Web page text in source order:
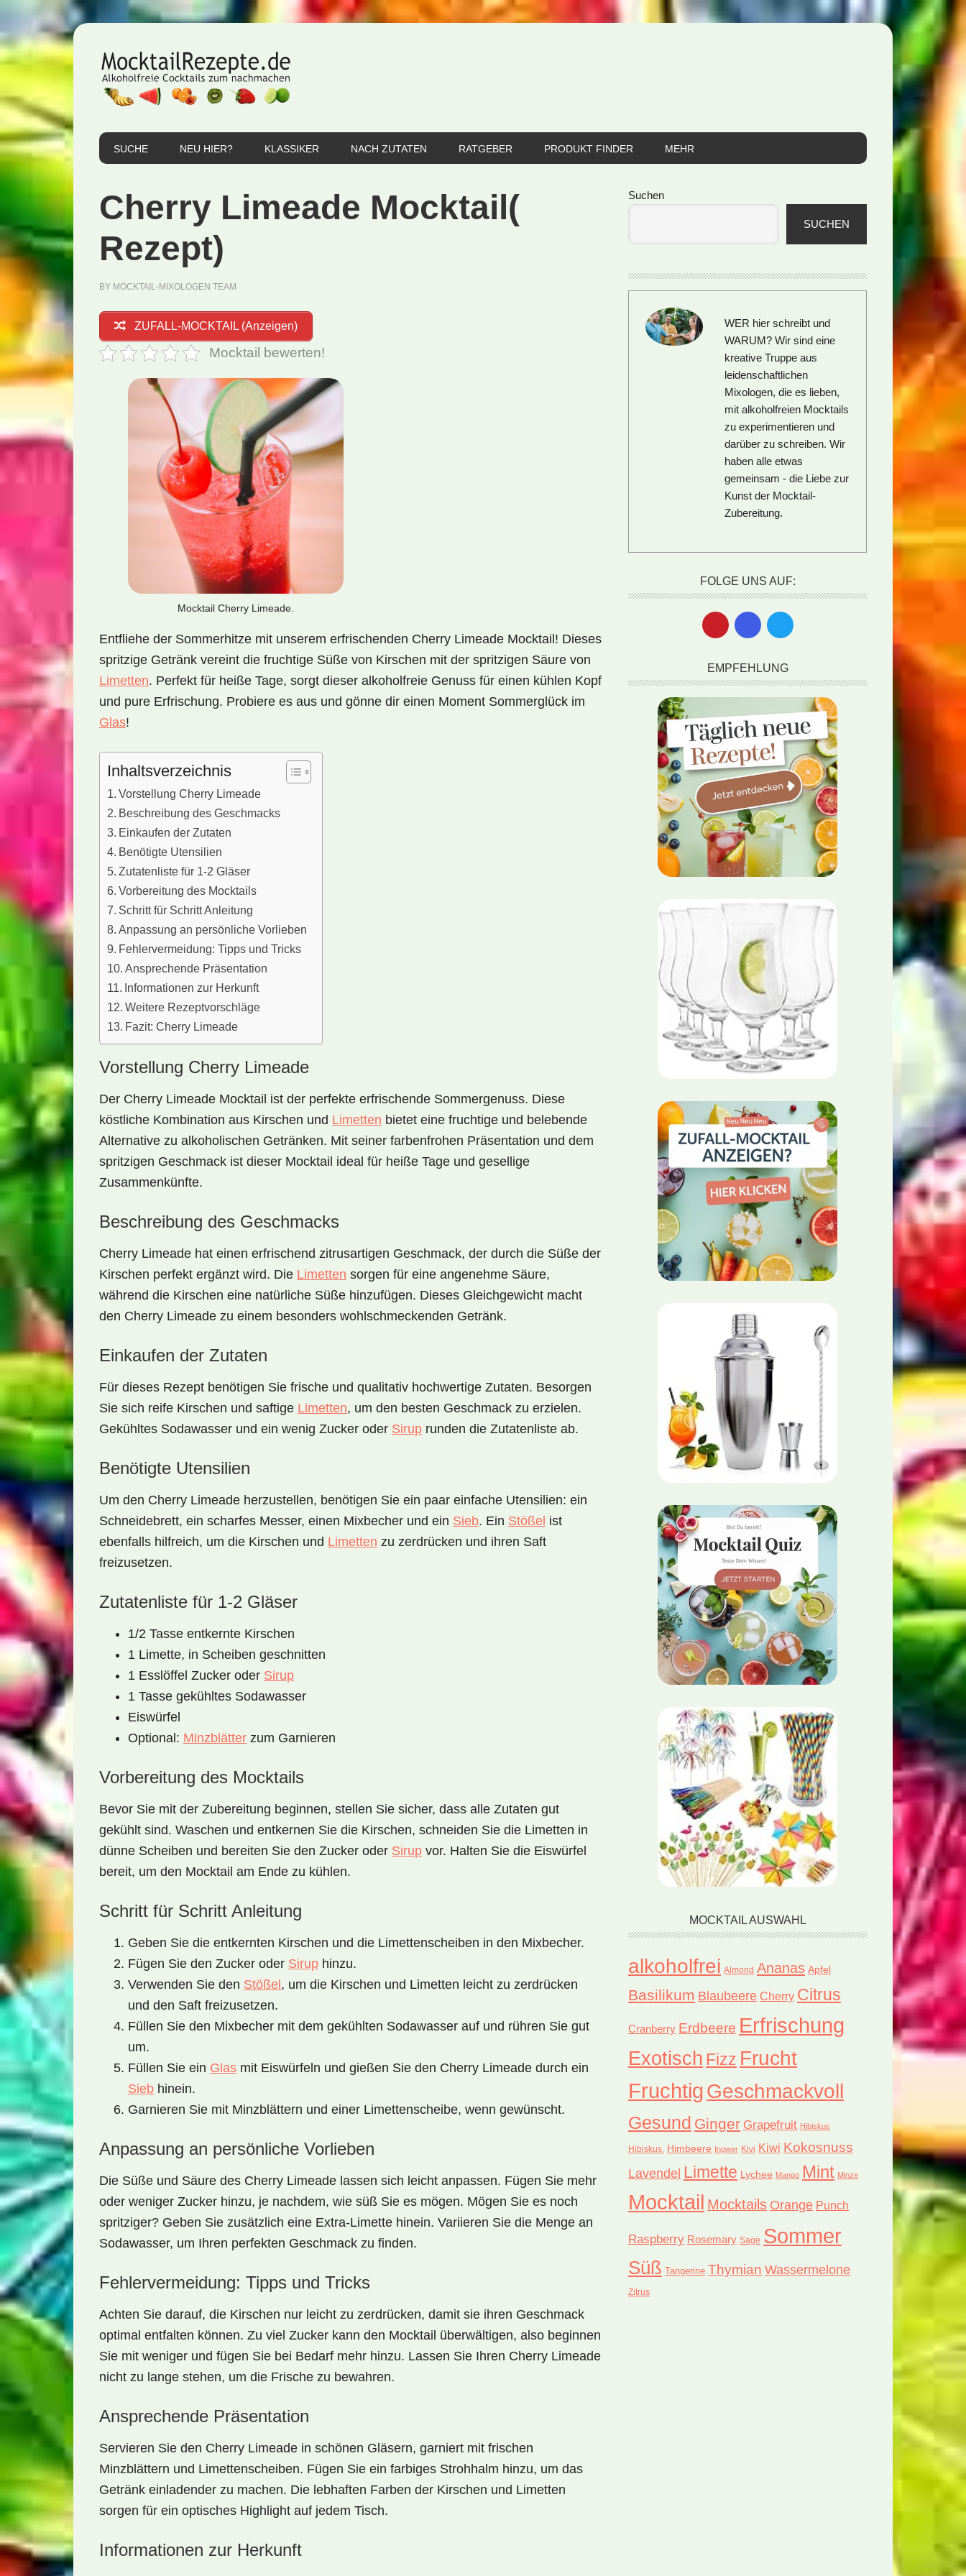
Hauptnavigation
springen
Inhalt
springen
Seitenspalte
springen
SUCHE NEU HIER? KLASSIKER NACH ZUTATEN RATGEBER PRODUKT FINDER MEHR
Cherry Limeade Mocktail(
Rezept)
BY MOCKTAIL-MIXOLOGEN TEAM
ZUFALL-MOCKTAIL (Anzeigen)
Mocktail bewerten!
Mocktail Cherry Limeade.
Entfliehe der Sommerhitze mit unserem erfrischenden Cherry Limeade Mocktail! Dieses
spritzige Getränk vereint die fruchtige Süße von Kirschen mit der spritzigen Säure von
Limetten. Perfekt für heiße Tage, sorgt dieser alkoholfreie Genuss für einen kühlen Kopf
und pure Erfrischung. Probiere es aus und gönne dir einen Moment Sommerglück im
Glas!
Inhaltsverzeichnis
Vorstellung Cherry Limeade
Beschreibung des Geschmacks
Einkaufen der Zutaten
Benötigte Utensilien
Zutatenliste für 1-2 Gläser
Vorbereitung des Mocktails
Schritt für Schritt Anleitung
Anpassung an persönliche Vorlieben
Fehlervermeidung: Tipps und Tricks
Ansprechende Präsentation
Informationen zur Herkunft
Weitere Rezeptvorschläge
Fazit: Cherry Limeade
Vorstellung Cherry Limeade
Der Cherry Limeade Mocktail ist der perfekte erfrischende Sommergenuss. Diese
köstliche Kombination aus Kirschen und Limetten bietet eine fruchtige und belebende
Alternative zu alkoholischen Getränken. Mit seiner farbenfrohen Präsentation und dem
spritzigen Geschmack ist dieser Mocktail ideal für heiße Tage und gesellige
Zusammenkünfte.
Beschreibung des Geschmacks
Cherry Limeade hat einen erfrischend zitrusartigen Geschmack, der durch die Süße der
Kirschen perfekt ergänzt wird. Die Limetten sorgen für eine angenehme Säure,
während die Kirschen eine natürliche Süße hinzufügen. Dieses Gleichgewicht macht
den Cherry Limeade zu einem besonders wohlschmeckenden Getränk.
Einkaufen der Zutaten
Für dieses Rezept benötigen Sie frische und qualitativ hochwertige Zutaten. Besorgen
Sie sich reife Kirschen und saftige Limetten, um den besten Geschmack zu erzielen.
Gekühltes Sodawasser und ein wenig Zucker oder Sirup runden die Zutatenliste ab.
Benötigte Utensilien
Um den Cherry Limeade herzustellen, benötigen Sie ein paar einfache Utensilien: ein
Schneidebrett, ein scharfes Messer, einen Mixbecher und ein Sieb. Ein Stößel ist
ebenfalls hilfreich, um die Kirschen und Limetten zu zerdrücken und ihren Saft
freizusetzen.
Zutatenliste für 1-2 Gläser
1/2 Tasse entkernte Kirschen
1 Limette, in Scheiben geschnitten
1 Esslöffel Zucker oder Sirup
1 Tasse gekühltes Sodawasser
Eiswürfel
Optional: Minzblätter zum Garnieren
Vorbereitung des Mocktails
Bevor Sie mit der Zubereitung beginnen, stellen Sie sicher, dass alle Zutaten gut
gekühlt sind. Waschen und entkernen Sie die Kirschen, schneiden Sie die Limetten in
dünne Scheiben und bereiten Sie den Zucker oder Sirup vor. Halten Sie die Eiswürfel
bereit, um den Mocktail am Ende zu kühlen.
Schritt für Schritt Anleitung
Geben Sie die entkernten Kirschen und die Limettenscheiben in den Mixbecher.
Fügen Sie den Zucker oder Sirup hinzu.
Verwenden Sie den Stößel , um die Kirschen und Limetten leicht zu zerdrücken
und den Saft freizusetzen.
Füllen Sie den Mixbecher mit dem gekühlten Sodawasser auf und rühren Sie gut
um.
Füllen Sie ein Glas mit Eiswürfeln und gießen Sie den Cherry Limeade durch ein
Sieb hinein.
Garnieren Sie mit Minzblättern und einer Limettenscheibe, wenn gewünscht.
Anpassung an persönliche Vorlieben
Die Süße und Säure des Cherry Limeade lassen sich leicht anpassen. Fügen Sie mehr
oder weniger Zucker hinzu, je nachdem, wie süß Sie es mögen. Mögen Sie es noch
spritziger? Geben Sie zusätzlich eine Extra-Limette hinein. Variieren Sie die Menge an
Sodawasser, um Ihren perfekten Geschmack zu finden.
Fehlervermeidung: Tipps und Tricks
Achten Sie darauf, die Kirschen nur leicht zu zerdrücken, damit sie ihren Geschmack
optimal entfalten können. Zu viel Zucker kann den Mocktail überwältigen, also beginnen
Sie mit weniger und fügen Sie bei Bedarf mehr hinzu. Lassen Sie Ihren Cherry Limeade
nicht zu lange stehen, um die Frische zu bewahren.
Ansprechende Präsentation
Servieren Sie den Cherry Limeade in schönen Gläsern, garniert mit frischen
Minzblättern und Limettenscheiben. Fügen Sie ein farbiges Strohhalm hinzu, um das
Getränk einladender zu machen. Die lebhaften Farben der Kirschen und Limetten
sorgen für ein optisches Highlight auf jedem Tisch.
Informationen zur Herkunft
Seitenspalte
Suchen
SUCHEN
WER hier schreibt und
WARUM?Wir sind eine
kreative Truppe aus
leidenschaftlichen
Mixologen, die es lieben,
mit alkoholfreien Mocktails
zu experimentieren und
darüber zu schreiben. Wir
haben alle etwas
gemeinsam - die Liebe zur
Kunst der Mocktail-
Zubereitung.
FOLGE UNS AUF:
EMPFEHLUNG
MOCKTAIL AUSWAHL
alkoholfrei Almond Ananas Apfel
Basilikum Blaubeere Cherry Citrus
Cranberry Erdbeere Erfrischung
Exotisch Fizz Frucht
FruchtigGeschmackvoll
Gesund Ginger Grapefruit Hibiskus
Hibiskus. Himbeere Ingwer Kivi Kiwi Kokosnuss
Lavendel Limette Lychee Mango Mint Minze
Mocktail Mocktails Orange Punch
Raspberry Rosemary Sage Sommer
Süß Tangerine Thymian Wassermelone
Zitrus